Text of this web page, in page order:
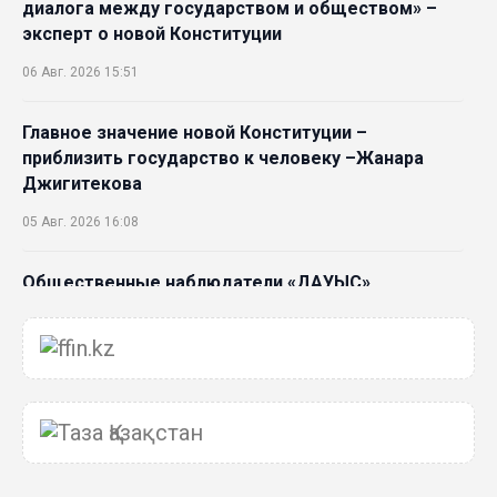
диалога между государством и обществом» –
эксперт о новой Конституции
06 Авг. 2026 15:51
Главное значение новой Конституции –
приблизить государство к человеку –Жанара
Джигитекова
05 Авг. 2026 16:08
Общественные наблюдатели «ДАУЫС»
Курултай
05 Авг. 2026 12:27
Новая глава для Xiaomi EV: Xiaomi представила
техническую архитектуру Xiaomi Kunlun и серию